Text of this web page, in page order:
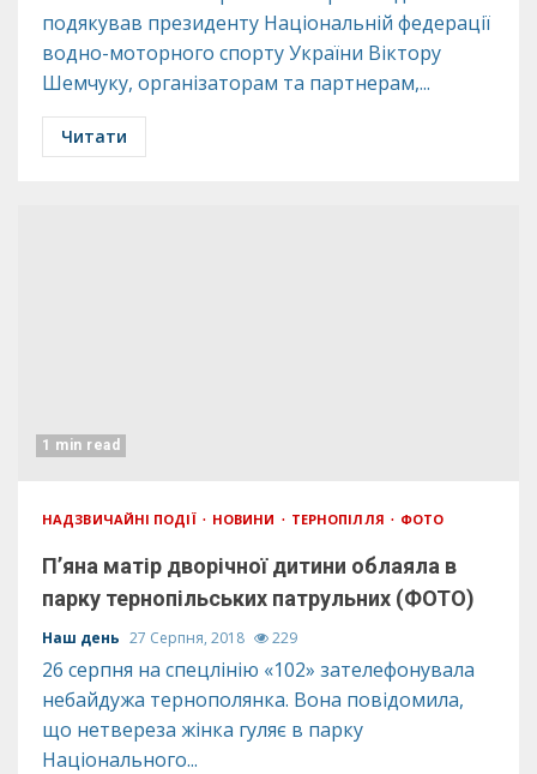
подякував президенту Національній федерації
водно-моторного спорту України Віктору
Шемчуку, організаторам та партнерам,...
Читати
1 min read
НАДЗВИЧАЙНІ ПОДІЇ НОВИНИ ТЕРНОПІЛЛЯ ФОТО
П’яна матір дворічної дитини облаяла в
парку тернопільських патрульних (ФОТО)
Наш день 27 Серпня, 2018 229
26 серпня на спецлінію «102» зателефонувала
небайдужа тернополянка. Вона повідомила,
що нетвереза жінка гуляє в парку
Національного...